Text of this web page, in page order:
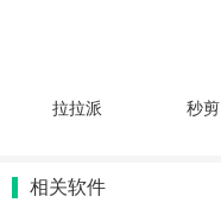
拉拉派 秒剪
相关软件